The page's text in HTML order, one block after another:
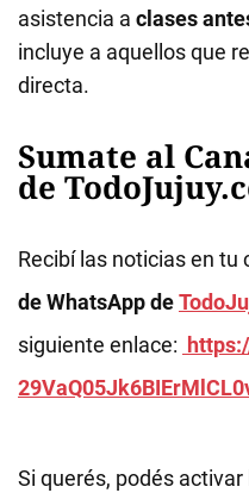
asistencia a clases
incluye a aquellos que
directa.
Sumate al
de
Recibí las noticias en tu
de WhatsApp de
siguiente enlace:
Si querés, podés